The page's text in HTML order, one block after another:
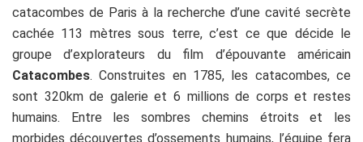
catacombes de Paris à la recherche d’une cavité secrète
cachée 113 mètres sous terre, c’est ce que décide le
groupe d’explorateurs du film d’épouvante américain
Catacombes. Construites en 1785, les catacombes, ce
sont 320km de galerie et 6 millions de corps et restes
humains. Entre les sombres chemins étroits et les
morbides découvertes d’ossements humains, l’équipe fera